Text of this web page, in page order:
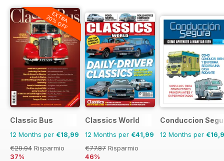
EXTRA
20% OFF
Classic Bus
12 Months per €18,99
€29.94 Risparmio
37%
Classics World
12 Months per €41,99
€77.87 Risparmio
46%
Conduccion
12 Months per